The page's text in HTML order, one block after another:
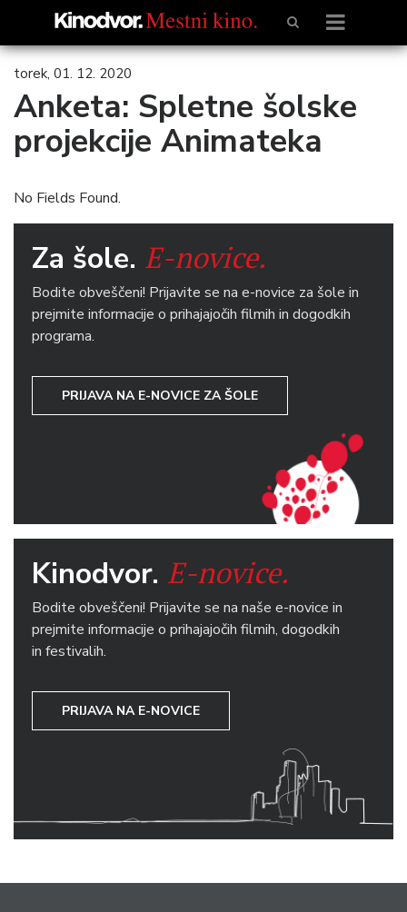
torek, 01. 12. 2020
Anketa: Spletne šolske
projekcije Animateka
No Fields Found.
Za šole. E-novice.
Bodite obveščeni! Prijavite se na e-novice za šole in
prejmite informacije o prihajajočih filmih in dogodkih
programa.
PRIJAVA NA E-NOVICE ZA ŠOLE
Kinodvor. E-novice.
Bodite obveščeni! Prijavite se na naše e-novice in
prejmite informacije o prihajajočih filmih, dogodkih
in festivalih.
PRIJAVA NA E-NOVICE